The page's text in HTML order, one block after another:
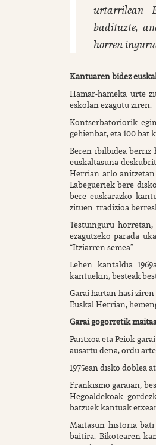
urtarrilean
badituzte,
horren
Kantuaren bidez
Hamar-hameka urte
eskolan ezagutu ziren.
Kontserbatoriorik
gehienbat, eta 100 bat
Beren ibilbidea berriz
euskaltasuna
Herrian arlo anitzetan
Labegueriek bere
bere euskarazko
zituen: tradizioa
Testuinguru
ezagutzeko parada
“Itziarren semea”.
Lehen kantaldia
kantuekin, besteak
Garai hartan hasi
Euskal Herrian,
Garai gogorretik
Pantxoa eta Peiok
ausartu dena, ordu
1975ean disko doblea
Frankismo garaian,
Hegoaldekoak
batzuek kantuak
Maitasun historia
baitira. Bikotearen